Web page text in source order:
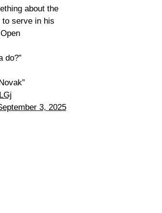
about the
to serve in his
do?”
3, 2025